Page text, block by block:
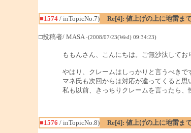
■1574/ inTopicNo.7)
Re[4]: 値上げの上に地雷ま
□投稿者/ MASA-(2008/07/23(Wed) 09:34:23)
ももんさん、こんにちは。ご無沙汰してお
やはり、クレームはしっかりと言うべきで
マネ氏も次回からは対応が違ってくると思
私も以前、きっちりクレームを言ったら、
■1576 / inTopicNo.8)
Re[4]: 値上げの上に地雷ま